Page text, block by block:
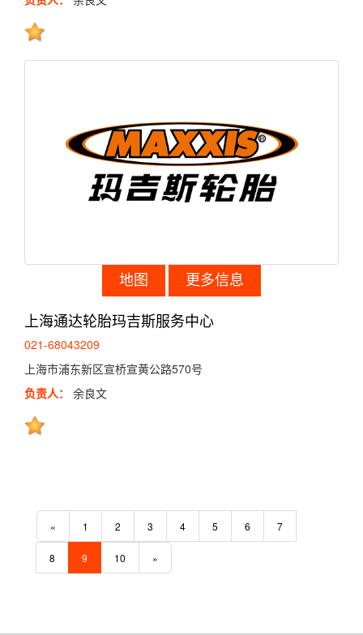
地图 更多信息
上海通达轮胎玛吉斯服务中心
021-68043209
上海市浦东新区宣桥宣黄公路570号
负责人：
余良文
« 1 2 3 4 5 6 7
8 9 10 »